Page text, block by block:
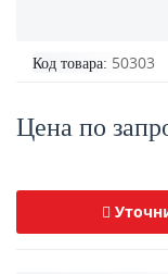
Код товара: 50303
Цена по